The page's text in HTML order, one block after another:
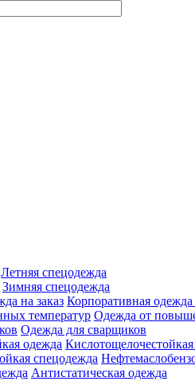
Летняя спецодежда
Зимняя спецодежда
Корпоративная одежда
Одежда от
Одежда для сварщиков
Антистатическая одежда